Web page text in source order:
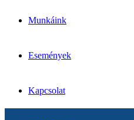
Munkáink
Események
Kapcsolat